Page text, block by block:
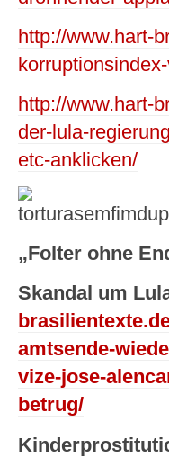
http://www.hart-
http://www.hart-
der-lula-
etc-anklicken/
„Folter ohne
Skandal um
amtsende-
vize-jose-
betrug/